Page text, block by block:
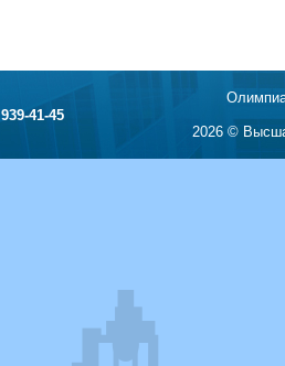
939-41-45
2026 ©